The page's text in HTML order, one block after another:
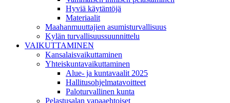
Hyviä käytäntöjä
Materiaalit
Maahanmuuttajien asumisturvallisuus
Kylän turvallisuussuunnittelu
VAIKUTTAMINEN
Kansalaisvaikuttaminen
Yhteiskuntavaikuttaminen
Alue- ja kuntavaalit 2025
Hallitusohjelmatavoitteet
Paloturvallinen kunta
Pelastusalan vapaaehtoiset